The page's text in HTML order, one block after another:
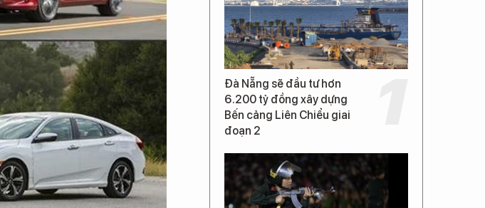
Đà Nẵng sẽ đầu tư hơn
6.200 tỷ đồng xây dựng
Bến cảng Liên Chiểu giai
đoạn 2